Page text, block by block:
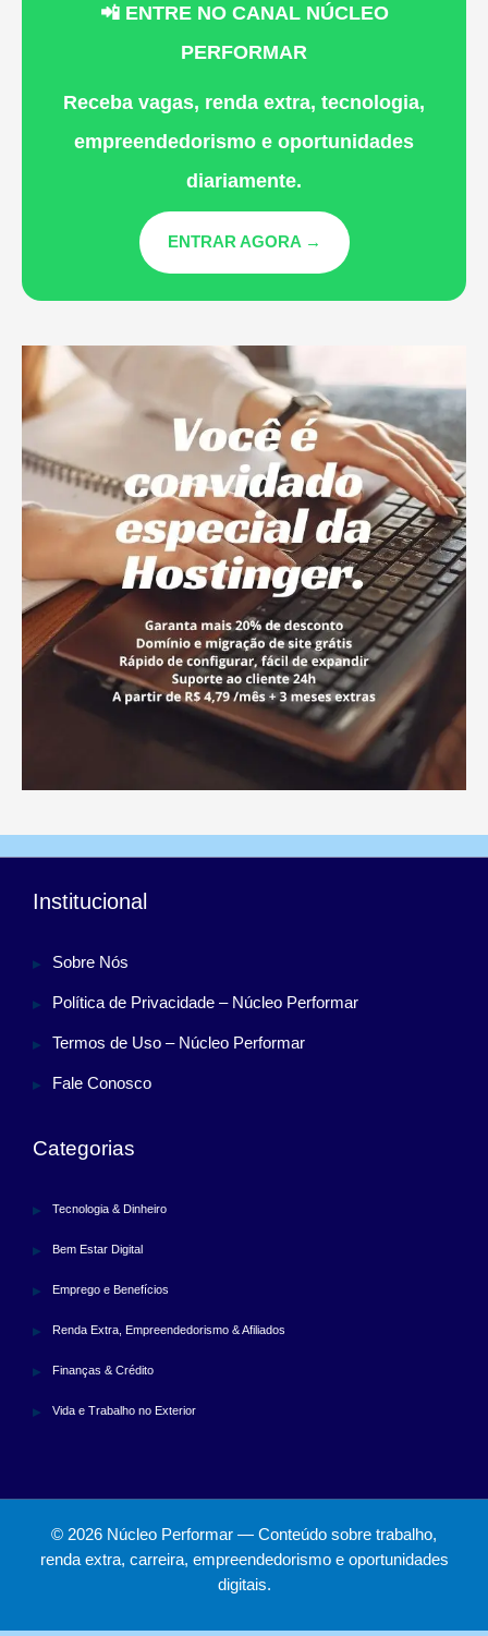
📲 ENTRE NO CANAL NÚCLEO
PERFORMAR
Receba vagas, renda extra, tecnologia,
empreendedorismo e oportunidades
diariamente.
ENTRAR AGORA →
Institucional
Sobre Nós
Política de Privacidade – Núcleo Performar
Termos de Uso – Núcleo Performar
Fale Conosco
Categorias
Tecnologia & Dinheiro
Bem Estar Digital
Emprego e Benefícios
Renda Extra, Empreendedorismo & Afiliados
Finanças & Crédito
Vida e Trabalho no Exterior
© 2026 Núcleo Performar — Conteúdo sobre trabalho,
renda extra, carreira, empreendedorismo e oportunidades
digitais.